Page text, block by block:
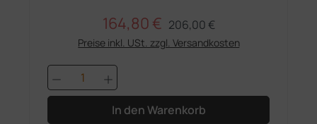
Verkaufspreis:
164,80 € Regulärer Preis:
206,00 €
Preise inkl. USt. zzgl. Versandkosten
Produkt Anzahl: Gib den
In den Warenkorb